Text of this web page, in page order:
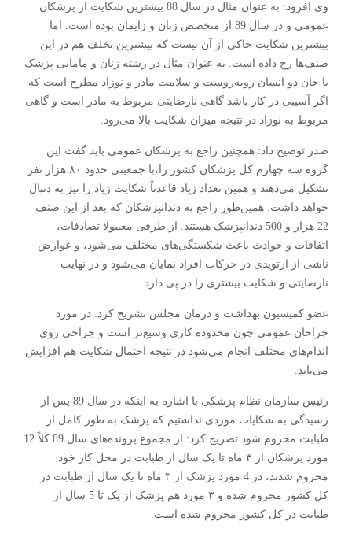
وی افزود: به عنوان مثال در سال 88 بیشترین شکایت از پزشکان
عمومی و در سال 89 از متخصص زنان و زایمان بوده است. اما
بیشترین شکایت حاکی از آن نیست که بیشترین تخلف هم در این
صنف‌ها رخ داده است. به عنوان مثال در رشته زنان و مامایی پزشک
با جان دو انسان روبه‌روست و سلامت مادر و نوزاد مطرح است که
اگر آسیبی در کار باشد گاهی نارضایتی مربوط به مادر است و گاهی
مربوط به نوزاد در نتیجه میزان شکایت بالا می‌رود.
صدر توضیح داد: همچنین راجع به پزشکان عمومی باید گفت این
گروه سه چهارم کل پزشکان کشور را،با جمعیتی حدود ۸۰ هزار نفر
تشکیل می‌دهند و همین تعداد زیاد قاعدتاً شکایت زیاد را نیز به دنبال
خواهد داشت. همین‌طور راجع به دندانپزشکان که بعد از این صنف
22 هزار و 500 دندانپزشک هستند. از طرفی معمولا تصادفات،
اتفاقات و حوادث باعث شکستگی‌های مختلف می‌شود، و عوارض
ناشی از ارتوپدی در حرکات افراد نمایان می‌شود و در نهایت
نارضایتی و شکایت بیشتری را در پی دارد.
عضو کمیسیون بهداشت و درمان مجلس تشریح کرد: در مورد
جراحان عمومی چون محدوده کاری وسیع‌تر است و جراحی روی
اندام‌های مختلف انجام می‌شود در نتیجه احتمال شکایت هم افزایش
می‌یابد.
رئیس سازمان نظام پزشکی با اشاره به اینکه در سال 89 پس از
رسیدگی به شکایات موردی نداشتیم که پزشک به طور کامل از
طبابت محروم شود تصریح کرد: از مجموع پرونده‌های سال 89 کلاً 12
مورد پزشکان از ۳ ماه تا یک سال از طبابت در محل کار خود
محروم شدند، در 4 مورد پزشک از ۳ ماه تا یک سال از طبابت در
کل کشور محروم شده و ۳ مورد هم پزشک از یک تا 5 سال از
طبابت در کل کشور محروم شده است.